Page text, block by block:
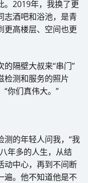
。2019年，我换了更
志酒吧和浴池，是青
更高楼层、空间也更
隔壁大叔来“串门”
检测和服务的照片
你们真伟大。”
的年轻人问我，“我
年多的人生，从结
动中心，再到不间断
遍。他不知道他是不